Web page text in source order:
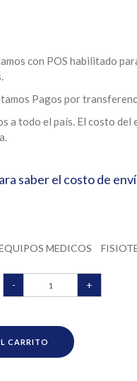
con POS habilitado
Pagos por
a todo el país. El costo del
saber el costo de
MEDICOS
- +
CARRITO